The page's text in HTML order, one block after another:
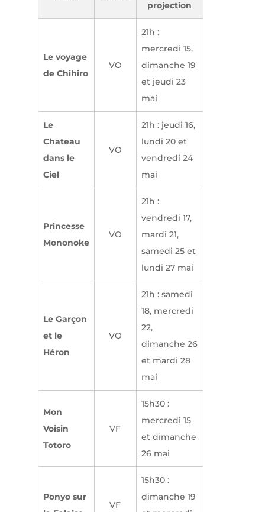
projection
Le voyage
de Chihiro
VO
21h :
mercredi 15,
dimanche 19
et jeudi 23
mai
Le
Chateau
dans le
Ciel
VO
21h : jeudi 16,
lundi 20 et
vendredi 24
mai
Princesse
Mononoke
VO
21h :
vendredi 17,
mardi 21,
samedi 25 et
lundi 27 mai
Le Garçon
et le
Héron
VO
21h : samedi
18, mercredi
22,
dimanche 26
et mardi 28
mai
Mon
Voisin
Totoro
VF
15h30 :
mercredi 15
et dimanche
26 mai
Ponyo sur
VF
15h30 :
dimanche 19